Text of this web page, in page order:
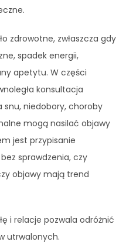
zdrowotne, zwłaszcza gdy
spadek energii,
apetytu. W części
konsultacja
snu, niedobory, choroby
mogą nasilać objawy
jest przypisanie
sprawdzenia, czy
objawy mają trend
i relacje pozwala odróżnić
utrwalonych.